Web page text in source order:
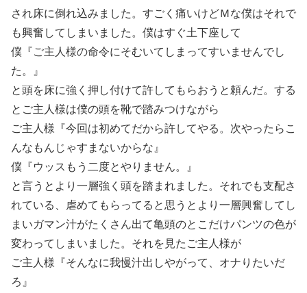
され床に倒れ込みました。すごく痛いけどＭな僕はそれで
も興奮してしまいました。僕はすぐ土下座して
僕『ご主人様の命令にそむいてしまってすいませんでし
た。』
と頭を床に強く押し付けて許してもらおうと頼んだ。する
とご主人様は僕の頭を靴で踏みつけながら
ご主人様『今回は初めてだから許してやる。次やったらこ
んなもんじゃすまないからな』
僕『ウッスもう二度とやりません。』
と言うとより一層強く頭を踏まれました。それでも支配さ
れている、虐めてもらってると思うとより一層興奮してし
まいガマン汁がたくさん出て亀頭のとこだけパンツの色が
変わってしまいました。それを見たご主人様が
ご主人様『そんなに我慢汁出しやがって、オナりたいだ
ろ』